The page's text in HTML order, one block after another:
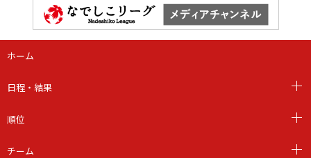
ホーム
日程・結果
順位
チーム